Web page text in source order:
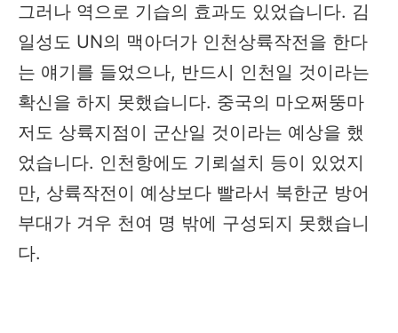
그러나 역으로 기습의 효과도 있었습니다. 김
일성도 UN의 맥아더가 인천상륙작전을 한다
는 얘기를 들었으나, 반드시 인천일 것이라는
확신을 하지 못했습니다. 중국의 마오쩌뚱마
저도 상륙지점이 군산일 것이라는 예상을 했
었습니다. 인천항에도 기뢰설치 등이 있었지
만, 상륙작전이 예상보다 빨라서 북한군 방어
부대가 겨우 천여 명 밖에 구성되지 못했습니
다.